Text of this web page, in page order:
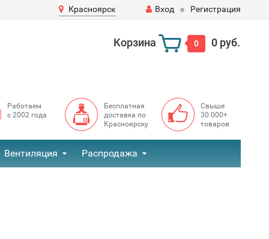
Красноярск Вход Регистрация
Корзина 0 0 руб.
Работаем
с 2002 года
Бесплатная
доставка по
Красноярску
Свыше
30 000+
товаров
Вентиляция Распродажа